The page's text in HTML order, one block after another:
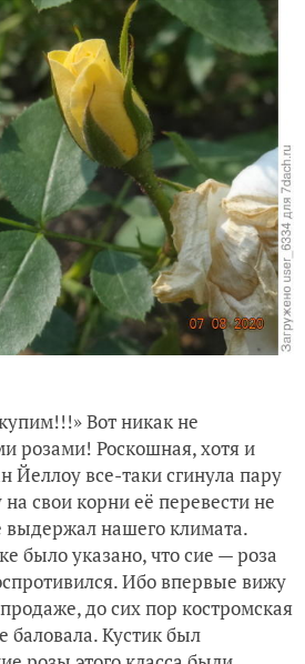
Вот никак не
розами! Роскошная, хотя и
Йеллоу все-таки сгинула пару
на свои корни её перевести не
выдержал нашего климата.
было указано, что сие — роза
Ибо впервые вижу
до сих пор костромская
баловала. Кустик был